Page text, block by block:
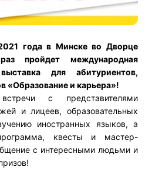
года в Минске во Дворце
пройдет международная
для абитуриентов,
«Образование и карьера»!
с представителями
и лицеев, образовательных
иностранных языков, а
квесты и мастер-
с интересными людьми и